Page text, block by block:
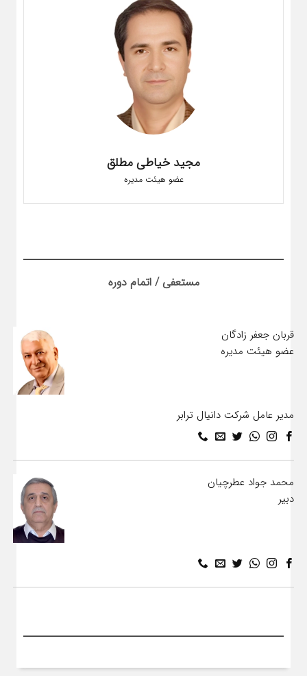
مجید خیاطی مطلق
عضو هیئت مدیره
مستعفی / اتمام دوره
قربان جعفر زادگان
عضو هیئت مدیره
مدیر عامل شرکت دانیال ترابر
محمد جواد عطرچیان
دبیر